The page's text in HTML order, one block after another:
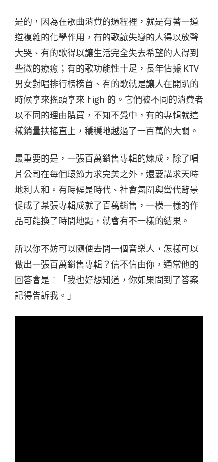
是的，因為在歌曲消費的過程裡，就是有著一道
道複雜的化學作用，有的歌讓失戀的人得以放聲
大哭、有的歌得以讓生活完全失去希望的人得到
些微的療癒；有的歌功能性十足，長年佔據 KTV
男女對唱排行榜榜首、有的歌就是讓人在開趴的
時候拿來搖頭拿來 high 的。它們被不同的消費者
以不同的理由購買，不知不覺中，有的專輯就這
樣銷量扶搖直上，穩穩地越過了一百萬的大關。
最重要的是，一張百萬銷售專輯的煉成，除了唱
片公司在每個環節力求完美之外，還要講求天時
地利人和。有時候是時代、社會氛圍與當代背景
促成了某張專輯成就了百萬銷售，一模一樣的作
品可能換了時間地點，就會有不一樣的結果。
所以你不妨可以隨便去問一個音樂人，怎樣可以
做出一張百萬銷售專輯？信不信由你，通常他的
回答會是：「我也好想知道，你如果問到了答案
記得告訴我。」